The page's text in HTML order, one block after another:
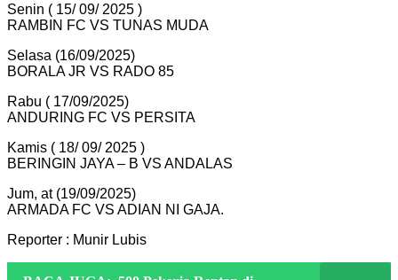
Senin ( 15/ 09/ 2025 )
RAMBIN FC VS TUNAS MUDA
Selasa (16/09/2025)
BORALA JR VS RADO 85
Rabu ( 17/09/2025)
ANDURING FC VS PERSITA
Kamis ( 18/ 09/ 2025 )
BERINGIN JAYA – B VS ANDALAS
Jum, at (19/09/2025)
ARMADA FC VS ADIAN NI GAJA.
Reporter : Munir Lubis